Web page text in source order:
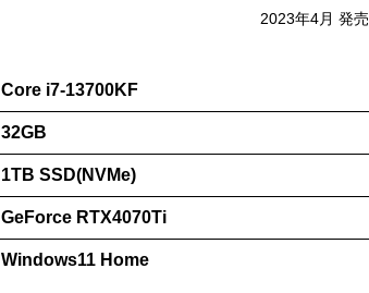
2023年4月 発売
Core i7-13700KF
32GB
1TB SSD(NVMe)
GeForce RTX4070Ti
Windows11 Home